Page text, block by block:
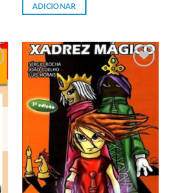
ADICIONAR
Adicionar
à lista de
desejos